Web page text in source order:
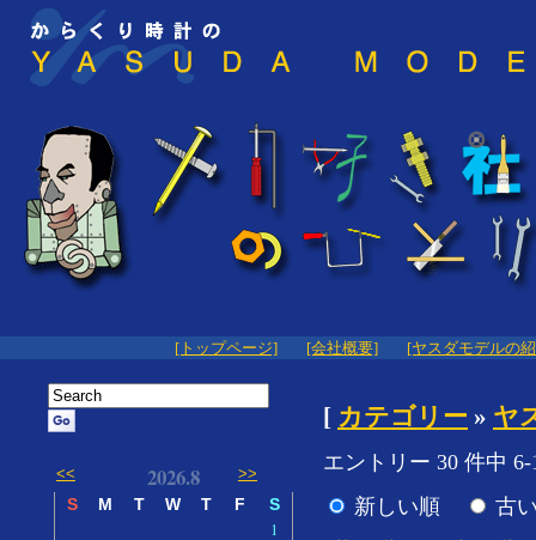
[トップページ] [会社概要] [ヤスダモデルの
[ カテゴリー » ヤ
エントリー 30 件中
新しい順
古
<< 2026.8 >>
S M T W T F S
1